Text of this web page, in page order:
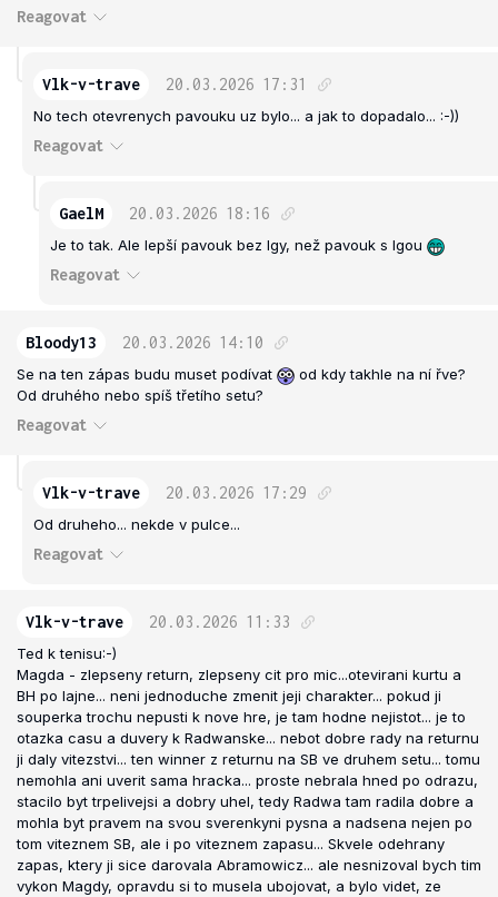
Reagovat
Vlk-v-trave 20.03.2026 17:31
No tech otevrenych pavouku uz bylo... a jak to dopadalo... :-))
Reagovat
GaelM 20.03.2026 18:16
Je to tak. Ale lepší pavouk bez Igy, než pavouk s Igou
Reagovat
Bloody13 20.03.2026 14:10
Se na ten zápas budu muset podívat
od kdy takhle na ní řve?
Od druhého nebo spíš třetího setu?
Reagovat
Vlk-v-trave 20.03.2026 17:29
Od druheho... nekde v pulce...
Reagovat
Vlk-v-trave 20.03.2026 11:33
Ted k tenisu:-)
Magda - zlepseny return, zlepseny cit pro mic...otevirani kurtu a
BH po lajne... neni jednoduche zmenit jeji charakter... pokud ji
souperka trochu nepusti k nove hre, je tam hodne nejistot... je to
otazka casu a duvery k Radwanske... nebot dobre rady na returnu
ji daly vitezstvi... ten winner z returnu na SB ve druhem setu... tomu
nemohla ani uverit sama hracka... proste nebrala hned po odrazu,
stacilo byt trpelivejsi a dobry uhel, tedy Radwa tam radila dobre a
mohla byt pravem na svou sverenkyni pysna a nadsena nejen po
tom viteznem SB, ale i po viteznem zapasu... Skvele odehrany
zapas, ktery ji sice darovala Abramowicz... ale nesnizoval bych tim
vykon Magdy, opravdu si to musela ubojovat, a bylo videt, ze